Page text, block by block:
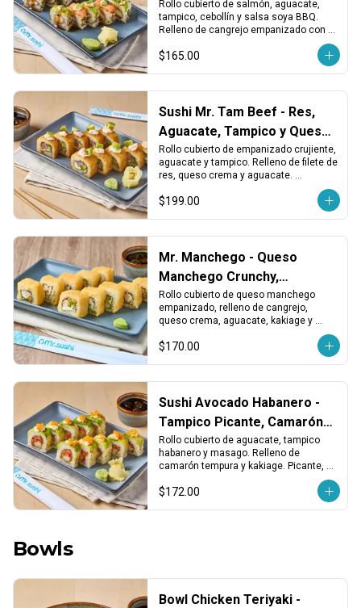
Tampico
Rollo cubierto de salmón, aguacate,
tampico, cebollín y salsa soya BBQ.
Relleno de cangrejo empanizado con
queso crema. Intenso, cremoso y con
gran contraste.
$165.00
Sushi Mr. Tam Beef - Res,
Aguacate, Tampico y Queso
Crema
Rollo cubierto de empanizado crujiente,
aguacate y tampico. Relleno de filete de
res, queso crema y aguacate.
dorada.
$199.00
Mr. Manchego - Queso
Manchego Crunchy,
Cangrejo y Aguacate
Rollo cubierto de queso manchego
empanizado, relleno de cangrejo,
queso crema, aguacate, kakiage y
toque picante.
$170.00
Sushi Avocado Habanero -
Tampico Picante, Camarón y
Kakiage
Rollo cubierto de aguacate, tampico
habanero y masago. Relleno de
camarón tempura y kakiage. Picante,
cremoso.
$172.00
Bowls
Bowl Chicken Teriyaki -